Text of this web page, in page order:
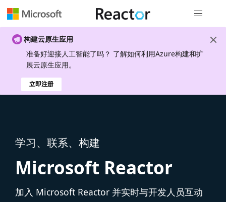
构建云原生应用
准备好迎接人工智能了吗？ 了解如何利用Azure构建和扩
展云原生应用。
立即注册
学习、联系、构建
Microsoft Reactor
加入 Microsoft Reactor 并实时与开发人员互动